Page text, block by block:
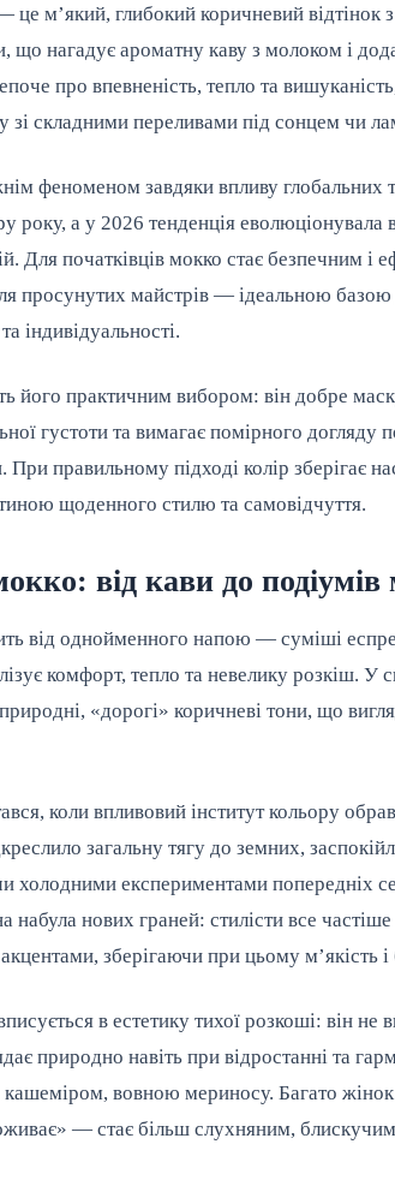
це м’який, глибокий коричневий відтінок
нагадує ароматну каву з молоком і
про впевненість, тепло та
зі складними переливами під сонцем чи
феноменом завдяки впливу глобальних
року, а у 2026 тенденція
Для початківців мокко стає безпечним
просунутих майстрів — ідеальною
індивідуальності.
його практичним вибором: він добре
густоти та вимагає помірного
правильному підході колір зберігає
щоденного стилю та самовідчуття.
від кави до подіумів
від однойменного напою — суміші
комфорт, тепло та невелику розкіш. У
«дорогі» коричневі тони, що
коли впливовий інститут кольору
загальну тягу до земних,
холодними експериментами попередніх
набула нових граней: стилісти все
зберігаючи при цьому м’якість
в естетику тихої розкоші: він не
природно навіть при відростанні та
вовною мериносу. Багато жінок
— стає більш слухняним,